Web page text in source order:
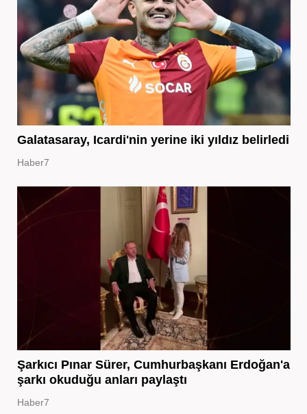
Galatasaray, Icardi'nin yerine iki yıldız belirledi
Haber7
Şarkıcı Pınar Sürer, Cumhurbaşkanı Erdoğan'a
şarkı okuduğu anları paylaştı
Haber7